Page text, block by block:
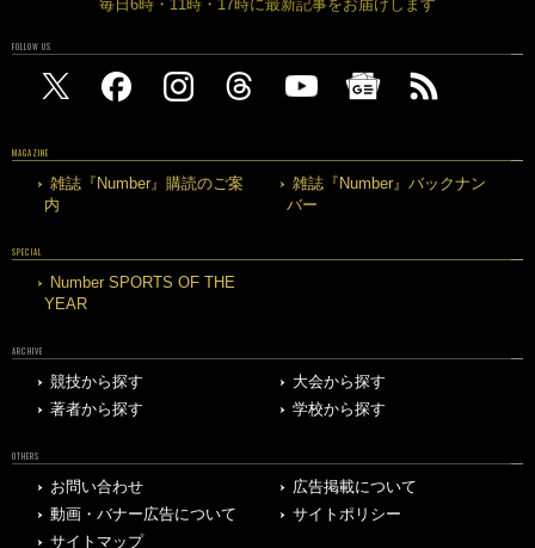
毎日6時・11時・17時に最新記事をお届けします
FOLLOW US
MAGAZINE
雑誌『Number』購読のご案
内
雑誌『Number』バックナン
バー
SPECIAL
Number SPORTS OF THE
YEAR
ARCHIVE
競技から探す
大会から探す
著者から探す
学校から探す
OTHERS
お問い合わせ
広告掲載について
動画・バナー広告について
サイトポリシー
サイトマップ